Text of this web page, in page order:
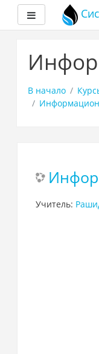
основному
Боковая
В начало
Учитель: